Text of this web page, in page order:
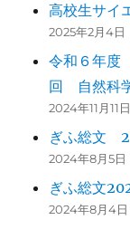
高校生サイ
2025年2月4日
令和６年度
回 自然科
2024年11月11日
ぎふ総文
2024年8月5日
ぎふ総文
2024年8月4日